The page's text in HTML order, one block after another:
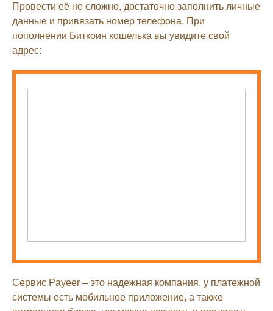
Провести её не сложно, достаточно заполнить личные
данные и привязать номер телефона. При
пополнении Биткоин кошелька вы увидите свой
адрес:
Сервис Payeer – это надежная компания, у платежной
системы есть мобильное приложение, а также